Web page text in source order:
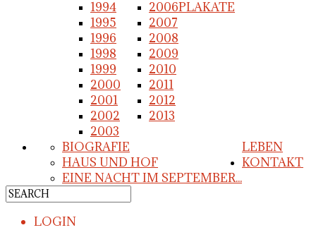
1994
1995
1996
1998
1999
2000
2001
2002
2003
2006
2007
2008
2009
2010
2011
2012
2013
PLAKATE
LEBEN
BIOGRAFIE
HAUS UND HOF
EINE NACHT IM SEPTEMBER...
KONTAKT
LOGIN